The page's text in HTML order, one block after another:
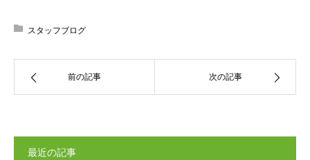
スタッフブログ
前の記事 次の記事
最近の記事